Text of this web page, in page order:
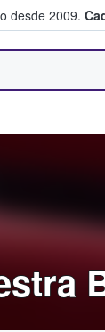
desde 2009.
venden